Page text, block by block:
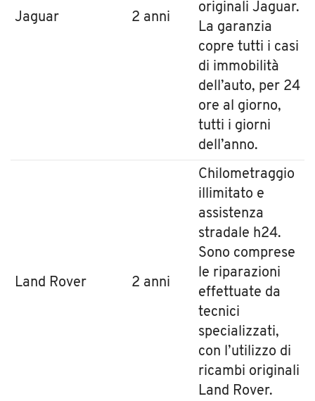
Jaguar 2 anni
originali Jaguar.
La garanzia
copre tutti i casi
di immobilità
dell’auto, per 24
ore al giorno,
tutti i giorni
dell’anno.
Land Rover 2 anni
Chilometraggio
illimitato e
assistenza
stradale h24.
Sono comprese
le riparazioni
effettuate da
tecnici
specializzati,
con l’utilizzo di
ricambi originali
Land Rover.